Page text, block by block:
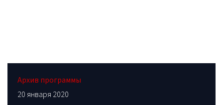
Архив программы
20 января 2020